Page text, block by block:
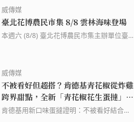
月 26 日「國際狗狗日」接力登場，不僅提
升大眾對寵物照護的關注，尤其毛孩健康更
是飼主最在意的議題之一。對不少人而言，
第一次肩負起照顧生命的責任，就是從迎接
呼籲大家把握幼齡貓犬的黃金成長期，以精
準營養與正確日常照護為毛孩奠定健康基
礎。 (資料來源：威傳媒新聞 - WinNews) 延
伸閱讀: 臺北最強牛肉麵霸主誕生 皇家傳
承、阿牛牛肉麵、牛將軍小吃店分組奪冠
威傳媒
臺北花博農民市集 8/8 雲林海味登場
本週六 (8/8) 臺北花博農民市集主辦單位臺
媒新聞 - WinNews) 延伸閱讀: 領先業界！全
台第一張獲綠建材標章的隔熱膜 3M 建築隔
熱膜極景系列 PR70 榮獲高性能節能綠建材
標章 EASY SHOP「618 年中購物節」開跑
祭出最涼夏季新品「Miss Audrey」洞感透
威傳媒
不被看好但超搭？肯德基青花椒從炸雞
跨界甜點，全新「青花椒花生蛋撻」
8/11 限時兩周開賣
肯德基用新口味蛋撻證明：不被看好結合的